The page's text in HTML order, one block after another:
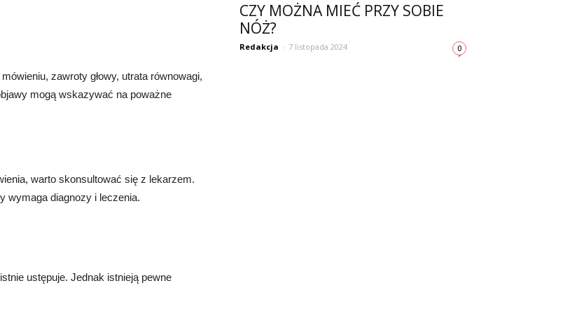
zawroty głowy, utrata równowagi,
mogą wskazywać na poważne
warto skonsultować się z lekarzem.
wymaga diagnozy i leczenia.
ustępuje. Jednak istnieją pewne
CZY MOŻNA MIEĆ PRZY SOBIE
NÓŻ?
Redakcja - 7 listopada 2024 0